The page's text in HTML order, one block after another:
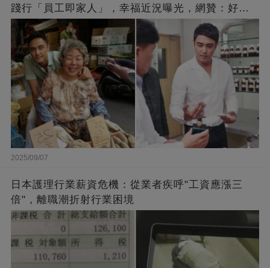
踐行「員工即家人」，幸福近況曝光，網贊：好老
闆的福報
2025/09/07
日本護理行業薪資危機：從業者疾呼"工資應漲三
倍"，離職潮折射行業困境